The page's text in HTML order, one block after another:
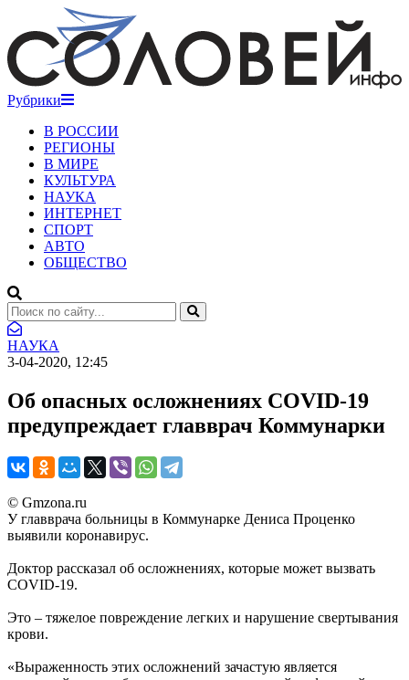
Рубрики
В РОССИИ
РЕГИОНЫ
В МИРЕ
КУЛЬТУРА
НАУКА
ИНТЕРНЕТ
СПОРТ
АВТО
ОБЩЕСТВО
НАУКА
3-04-2020, 12:45
Об опасных осложнениях COVID-19
предупреждает главврач Коммунарки
© Gmzona.ru
У главврача больницы в Коммунарке Дениса Проценко
выявили коронавирус.
Доктор рассказал об осложнениях, которые может вызвать
COVID-19.
Это – тяжелое повреждение легких и нарушение свертывания
крови.
«Выраженность этих осложнений зачастую является